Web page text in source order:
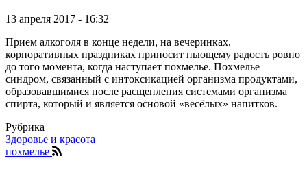
13 апреля 2017 - 16:32
Прием алкоголя в конце недели, на вечеринках,
корпоративных праздниках приносит пьющему радость ровно
до того момента, когда наступает похмелье. Похмелье –
синдром, связанный с интоксикацией организма продуктами,
образовавшимися после расщепления системами организма
спирта, который и является основой «весёлых» напитков.
Рубрика
Здоровье и красота
похмелье